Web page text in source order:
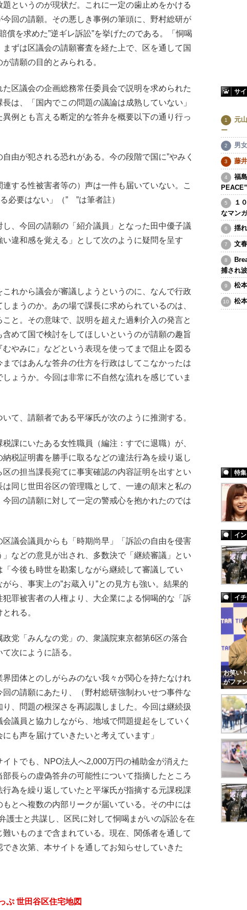
というのが現状だ。これに一定の歯止めをかける
回の請願。その悪しき事例の筆頭に、野村総研が
償を求めた”逆ギレ訴訟”を挙げたのである。「恫喝
ずは区議会の請願審査を経た上で、区を通して国
請願の目的とみられる。
区議会の企画総務常任委員会で説明を求められた
は、「国内でこの問題の議論は成熟していない」
例とも言える断定的な答弁を概要以下の通り行っ
由が犯される恐れがある。今の段階で国に”やみく
連する性被害者等の）声は一件も届いていない。こ
必要はない」（” ”は筆者註）
、今回の請願の「紹介議員」となった田中優子議
違和感を覚える」として次のように疑問を呈す
これから議会が審議しようというのに、なんで行政
まうのか。あの場で課長に求められているのは、
と。その意味で、説明を超えた過剰介入の発言と
めて国で検討をしてほしいというのが請願の趣旨
やみに』などという表現を使ってまで阻止を図る
ではあんな答弁の仕方を行政はしてこなかったは
ょうか。今回は非常に不自然な流れを感じていま
て、請願者である平塚氏が次のように推測する。
税課にいたある女性職員（編注：すでに退職）が、
税証明書を勝手に取るなどの違法行為を繰り返し
の担当課長宛てに事実確認の内容証明を出すとい
同じ世田谷区の管理職として、一連の顛末と私の
回の請願に対して一定の警戒心を抱かれたのでは
議会議員からも「時期尚早」「訴訟の自由を侵害
などの意見が出され、多数決で「継続審議」とい
今後も時世を勘案しながら継続して審議してい
ら、事実上の”お蔵入り”との見方も強い。結果的
罪被害者の人権より、大企業による恫喝的な「訴
れる。
党「みんなの党」の、衆議院東京都第6区の落合
次にように語る。
界団体とのしがらみのない我々が関心を持たなけれ
の請願にあたり、（野村総研強制わいせつ事件な
、問題の根深さを再認識しました。今回は継続扱
議員と協力しながら、地域で問題提起をしていく
も声を届けていきたいと考えています」
トでも、NPO法人へ2,000万円の補助金が消えた
長らの虚偽答弁の可能性について指摘したところ
行為を繰り返していたと平塚氏が指摘する元課税課
とへ複数の内部リークが届いている。その中には
護士と共謀し、区民に対して恫喝まがいの訴訟を在
いものまで含まれている。現在、関係者を通して
き次第、本サイトを通してお知らせしていきた
ぷ 世田谷区住宅地図
サ
元
ー
男
藤
福
１
なマン
揺
文
捕され
松
松
特集
イ
イ
お笑い
がファ